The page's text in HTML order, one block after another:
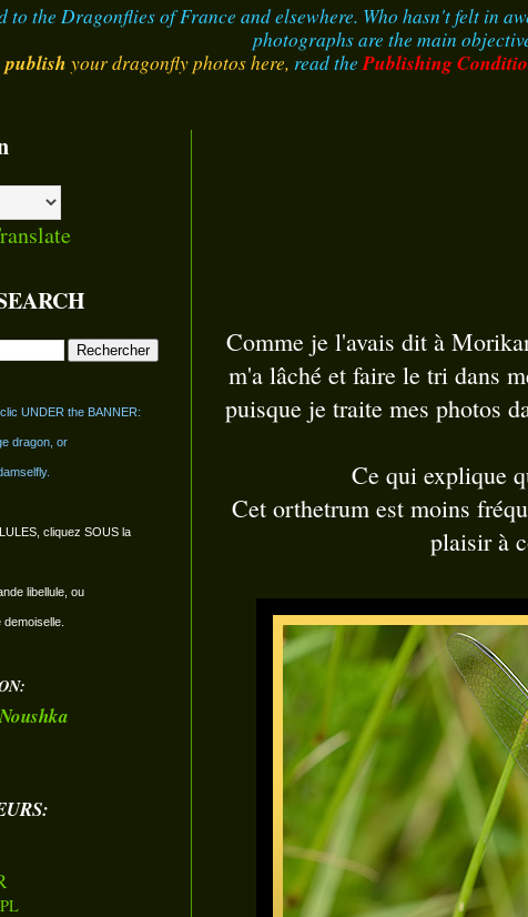
to the Dragonflies of France and elsewhere. Who hasn't felt in
photographs are the main
publish your dragonfly photos here, read the Publishing
Comme je l'avais dit à
m'a lâché et faire le tri dans
puisque je traite mes photos
Ce qui explique
Cet orthetrum est moins
plaisir à
, clic UNDER the BANNER:
dragon, or
cliquez SOUS la
libellule, ou